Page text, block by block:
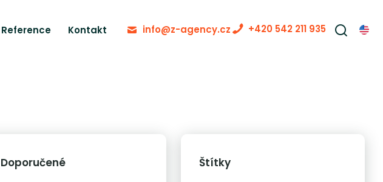
Reference Kontakt info@z-agency.cz +420 542 211 935
Doporučené Štítky